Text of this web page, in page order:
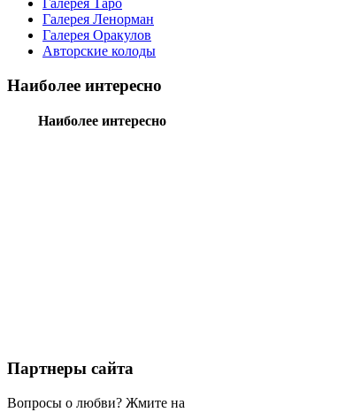
Галерея Таро
Галерея Ленорман
Галерея Оракулов
Авторские колоды
Наиболее интересно
Наиболее интересно
Партнеры сайта
Вопросы о любви? Жмите на